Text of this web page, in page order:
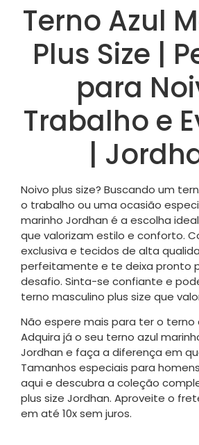
Terno Azul
Plus Size |
para
Trabalho e
|
Noivo plus size? Buscando um
o trabalho ou uma ocasião
marinho Jordhan é a escolha
que valorizam estilo e conforto.
exclusiva e tecidos de alta
perfeitamente e te deixa pronto
desafio. Sinta-se confiante e
terno masculino plus size que
Não espere mais para ter o terno
Adquira já o seu terno azul
Jordhan e faça a diferença em
Tamanhos especiais para
aqui e descubra a coleção
plus size Jordhan. Aproveite o
em até 10x sem juros.